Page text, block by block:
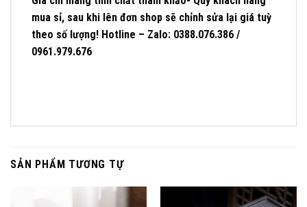
mua sỉ, sau khi lên đơn shop sẽ chỉnh sửa lại giá tuỳ
theo số lượng! Hotline – Zalo: 0388.076.386 /
0961.979.676
SẢN PHẨM TƯƠNG TỰ